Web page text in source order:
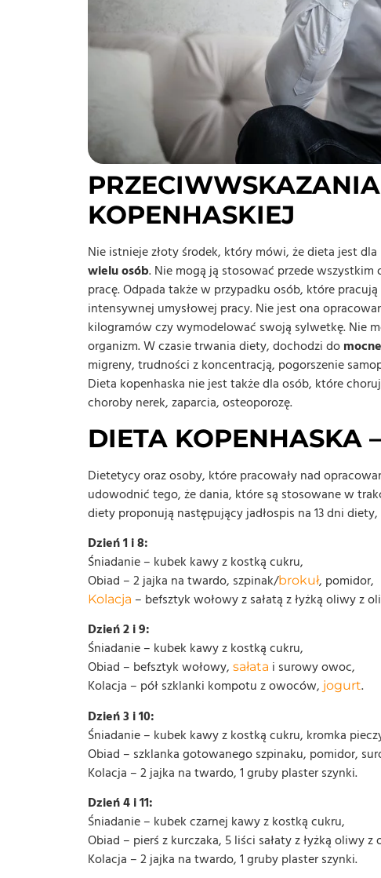
KOPENHASKIEJ
Nie istnieje złoty środek, który mówi, że dieta jest dla
wielu osób. Nie mogą ją stosować przede
pracę. Odpada także w przypadku osób, które
intensywnej umysłowej pracy. Nie jest ona
kilogramów czy wymodelować swoją sylwetkę. Nie
organizm. W czasie trwania diety, dochodzi do
migreny, trudności z koncentracją, pogorszenie
Dieta kopenhaska nie jest także dla osób, które
choroby nerek, zaparcia, osteoporozę.
DIETA KOPENHASKA
Dietetycy oraz osoby, które pracowały nad
udowodnić tego, że dania, które są stosowane w
diety proponują następujący jadłospis na 13 dni
Dzień 1 i 8:
Śniadanie – kubek kawy z kostką cukru,
Obiad – 2 jajka na twardo, szpinak/brokuł, pomidor,
Kolacja – befsztyk wołowy z sałatą z łyżką oliwy z
Dzień 2 i 9:
Śniadanie – kubek kawy z kostką cukru,
Obiad – befsztyk wołowy, sałata i surowy owoc,
Kolacja – pół szklanki kompotu z owoców, jogurt.
Dzień 3 i 10:
Śniadanie – kubek kawy z kostką cukru, kromka
Obiad – szklanka gotowanego szpinaku, pomidor,
Kolacja – 2 jajka na twardo, 1 gruby plaster szynki.
Dzień 4 i 11:
Śniadanie – kubek czarnej kawy z kostką cukru,
Obiad – pierś z kurczaka, 5 liści sałaty z łyżką oliwy z
Kolacja – 2 jajka na twardo, 1 gruby plaster szynki.